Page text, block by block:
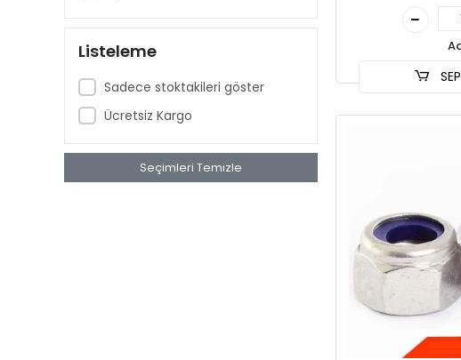
Listeleme
Sadece stoktakileri göster
Ücretsiz Kargo
Seçimleri Temizle